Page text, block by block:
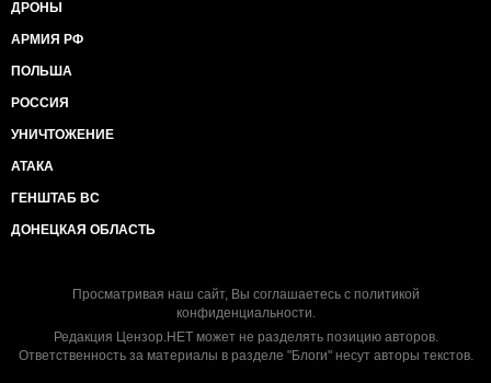
ДРОНЫ
АРМИЯ РФ
ПОЛЬША
РОССИЯ
УНИЧТОЖЕНИЕ
АТАКА
ГЕНШТАБ ВС
ДОНЕЦКАЯ ОБЛАСТЬ
Просматривая наш сайт, Вы соглашаетесь с политикой
конфиденциальности.
Редакция Цензор.НЕТ может не разделять позицию авторов.
Ответственность за материалы в разделе "Блоги" несут авторы текстов.